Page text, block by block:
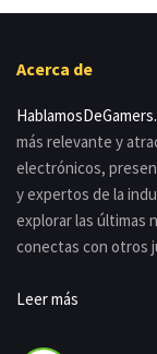
Acerca de
más relevante y
electrónicos,
y expertos de la
explorar las últimas
conectas con otros
Leer más